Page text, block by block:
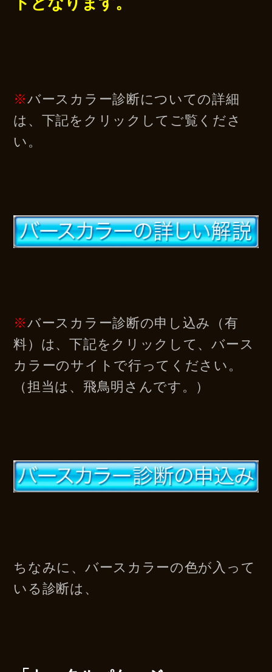
※バースカラー診断についての詳細
は、下記をクリックしてご覧くださ
い。
※バースカラー診断の申し込み（有
料）は、下記をクリックして、バース
カラーのサイトで行ってください。
（担当は、飛鳥明さんです。）
ちなみに、バースカラーの色が入って
いる診断は、